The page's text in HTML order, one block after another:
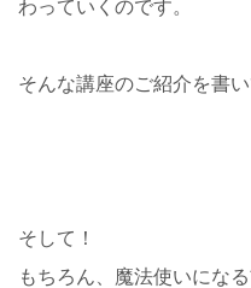
わっていくのです。
そんな講座のご紹介を書い
そして！
もちろん、魔法使いにな